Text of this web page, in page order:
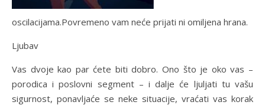
oscilacijama.Povremeno vam neće prijati ni omiljena hrana.
Ljubav
Vas dvoje kao par ćete biti dobro. Ono što je oko vas –
porodica i poslovni segment – i dalje će ljuljati tu vašu
sigurnost, ponavljaće se neke situacije, vraćati vas korak